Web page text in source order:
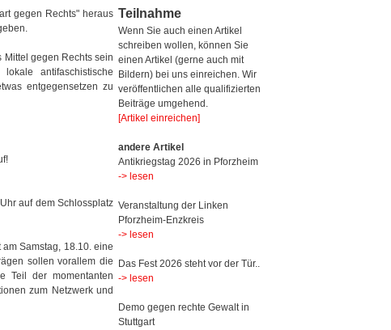
gegen Rechts" heraus
gegen Rechts sein
antifaschistische
entgegensetzen zu
auf dem Schlossplatz
Samstag, 18.10. eine
sollen vorallem die
Teil der momentanten
zum Netzwerk und
Teilnahme
Wenn Sie auch einen Artikel
schreiben wollen, können Sie
einen Artikel (gerne auch mit
Bildern) bei uns einreichen. Wir
veröffentlichen alle qualifizierten
Beiträge umgehend.
[Artikel einreichen]
andere Artikel
Antikriegstag 2026 in Pforzheim
-> lesen
Veranstaltung der Linken
Pforzheim-Enzkreis
-> lesen
Das Fest 2026 steht vor der Tür..
-> lesen
Demo gegen rechte Gewalt in
Stuttgart